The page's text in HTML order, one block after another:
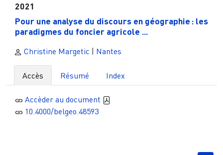
2021
Pour une analyse du discours en géographie : les
paradigmes du foncier agricole ...
Christine Margetic | Nantes
Accès Résumé Index
Accèder au document
10.4000/belgeo.48593